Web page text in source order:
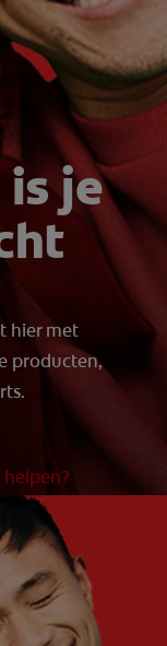
PRODUCTMATCH
BE (NL)
je
hier met
producten,